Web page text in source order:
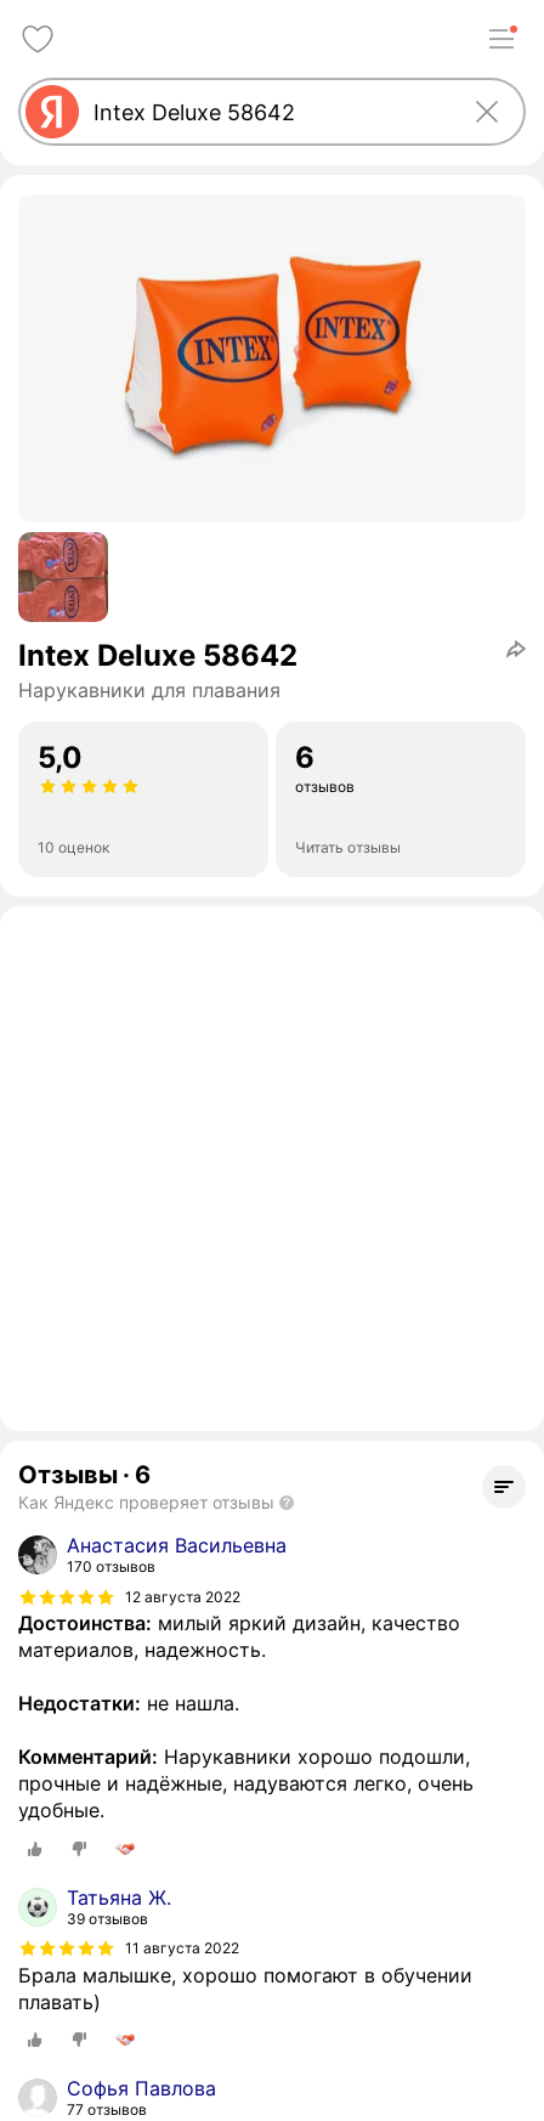
Intex Deluxe 58642
Нарукавники для плавания
5,0
10 оценок
6
отзывов
Читать отзывы
Отзывы · 6
Как Яндекс проверяет отзывы
Анастасия Васильевна
170 отзывов
12 августа 2022
Достоинства: милый яркий дизайн, качество
материалов, надежность.
Недостатки: не нашла.
Комментарий: Нарукавники хорошо подошли,
прочные и надёжные, надуваются легко, очень
удобные.
Татьяна Ж.
39 отзывов
11 августа 2022
Брала малышке, хорошо помогают в обучении
плавать)
Софья Павлова
77 отзывов